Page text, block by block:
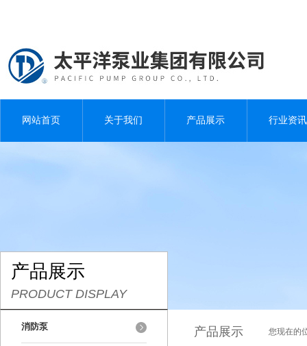
网站首页 关于我们 产品展示 行业资讯
产品展示
PRODUCT DISPLAY
消防泵 产品展示 您现在的